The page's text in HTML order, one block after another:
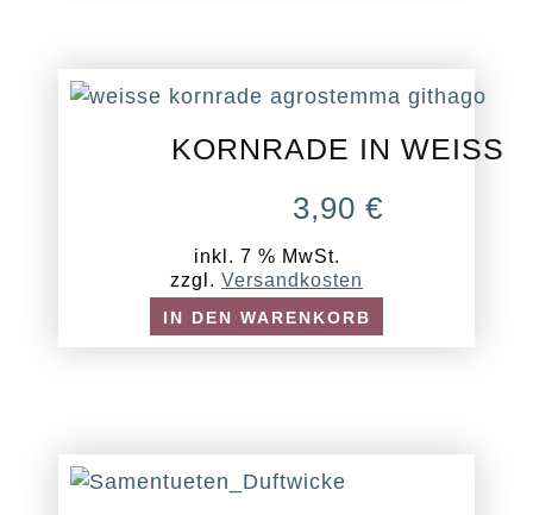
KORNRADE IN WEISS
3,90€
inkl. 7 % MwSt.
zzgl. Versandkosten
IN DEN WARENKORB